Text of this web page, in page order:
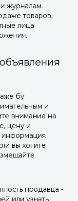
журналам.
товаров,
лица
бу
и
внимание на
цену и
информация
вы хотите
продавца -
или узнать